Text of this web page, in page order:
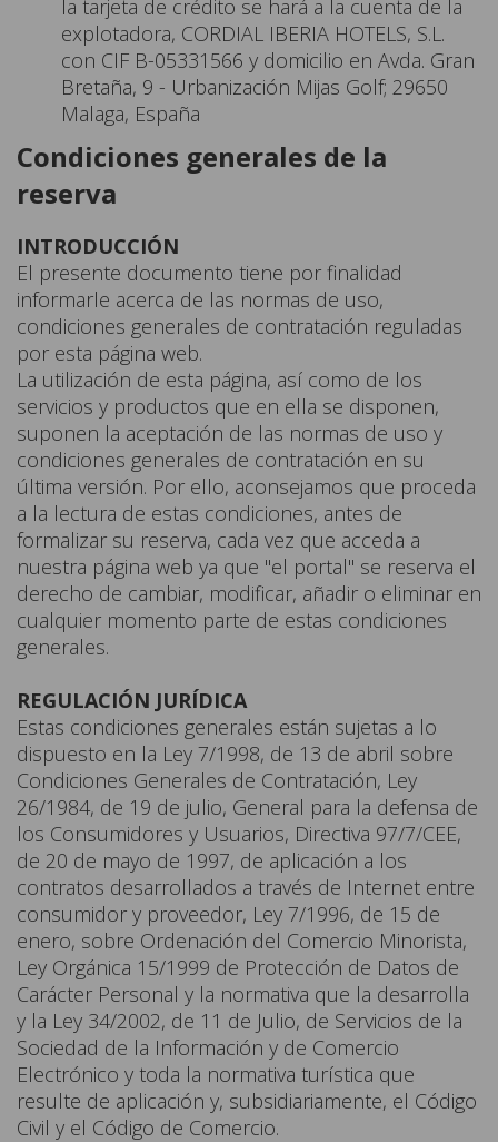
la tarjeta de crédito se hará a la cuenta de la
explotadora, CORDIAL IBERIA HOTELS, S.L.
con CIF B-05331566 y domicilio en Avda. Gran
Bretaña, 9 - Urbanización Mijas Golf; 29650
Malaga, España
Condiciones generales de la
reserva
INTRODUCCIÓN
El presente documento tiene por finalidad
informarle acerca de las normas de uso,
condiciones generales de contratación reguladas
por esta página web.
La utilización de esta página, así como de los
servicios y productos que en ella se disponen,
suponen la aceptación de las normas de uso y
condiciones generales de contratación en su
última versión. Por ello, aconsejamos que proceda
a la lectura de estas condiciones, antes de
formalizar su reserva, cada vez que acceda a
nuestra página web ya que "el portal" se reserva el
derecho de cambiar, modificar, añadir o eliminar en
cualquier momento parte de estas condiciones
generales.
REGULACIÓN JURÍDICA
Estas condiciones generales están sujetas a lo
dispuesto en la Ley 7/1998, de 13 de abril sobre
Condiciones Generales de Contratación, Ley
26/1984, de 19 de julio, General para la defensa de
los Consumidores y Usuarios, Directiva 97/7/CEE,
de 20 de mayo de 1997, de aplicación a los
contratos desarrollados a través de Internet entre
consumidor y proveedor, Ley 7/1996, de 15 de
enero, sobre Ordenación del Comercio Minorista,
Ley Orgánica 15/1999 de Protección de Datos de
Carácter Personal y la normativa que la desarrolla
y la Ley 34/2002, de 11 de Julio, de Servicios de la
Sociedad de la Información y de Comercio
Electrónico y toda la normativa turística que
resulte de aplicación y, subsidiariamente, el Código
Civil y el Código de Comercio.